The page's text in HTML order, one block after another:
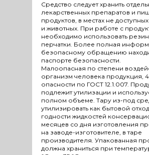
Средство следует хранить
лекарственных препаратов и
продуктов, в местах не
и животных. При работе с
необходимо использовать
перчатки. Более полная
безопасному обращению
паспорте безопасности.
Малоопасная по степени
организм человека продукция,
опасности по ГОСТ 12.1.007.
подлежит утилизации и
полном объеме. Тару из-под
утилизировать как бытовой
годности жидкостей
месяцев со дня изготовления
на заводе-изготовителе, в таре
производителя. Упакованная
должна храниться при